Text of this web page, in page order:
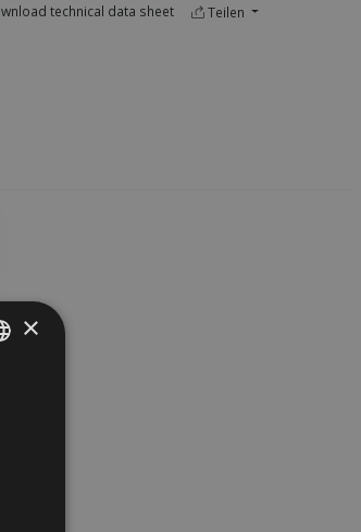
technical data sheet Teilen
×